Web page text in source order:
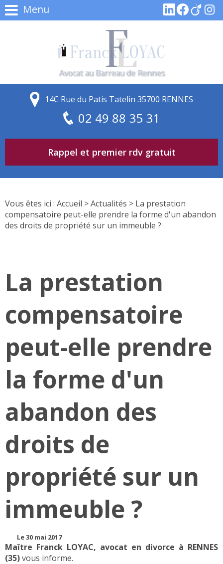
Menu
Avocat au Barreau de Rennes
14C Rue du Patis Tatelin 35700 RENNES
02 49 88 35 31
Rappel et premier rdv gratuit
Vous êtes ici : Accueil >Actualités > La prestation
compensatoire peut-elle prendre la forme d'un abandon
des droits de propriété sur un immeuble ?
La prestation
compensatoire
peut-elle prendre
la forme d'un
abandon des
droits de
propriété sur un
immeuble ?
Le 30 mai 2017
Maître Franck LOYAC, avocat en divorce à RENNES
(35)vous informe.